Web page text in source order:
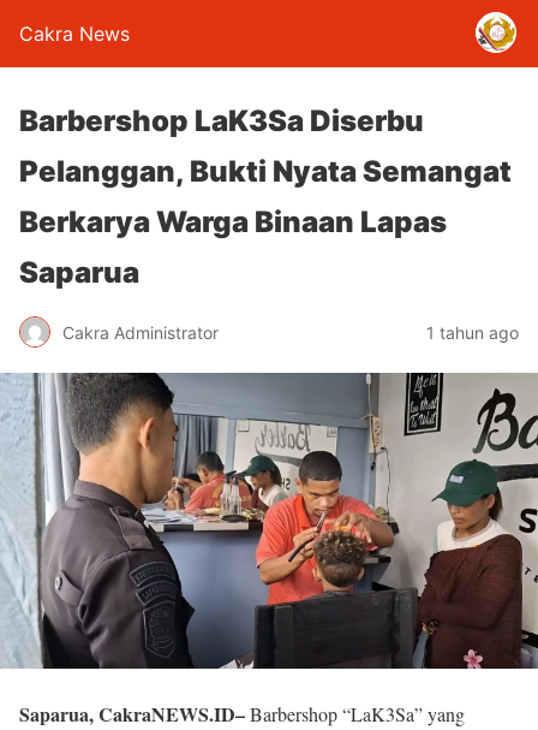
Cakra News
Barbershop LaK3Sa Diserbu
Pelanggan, Bukti Nyata Semangat
Berkarya Warga Binaan Lapas
Saparua
Cakra Administrator 1 tahun ago
Saparua, CakraNEWS.ID–Barbershop “LaK3Sa” yang